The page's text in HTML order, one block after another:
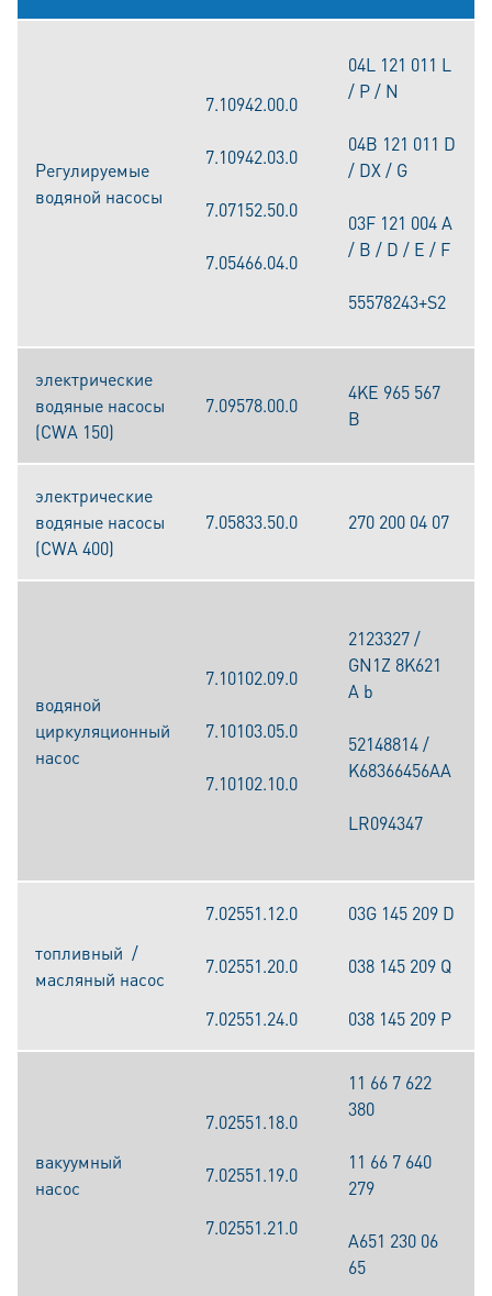
Pегулируемые
водяной насосы
7.10942.00.0
7.10942.03.0
7.07152.50.0
7.05466.04.0
04L 121 011 L
/ P / N
04B 121 011 D
/ DX / G
03F 121 004 A
/ B / D / E / F
55578243+S2
электрические
водяные насосы
(CWA 150)
7.09578.00.0
4KE 965 567
B
электрические
водяные насосы
(CWA 400)
7.05833.50.0 270 200 04 07
водяной
циркуляционный
насос
7.10102.09.0
7.10103.05.0
7.10102.10.0
2123327 /
GN1Z 8K621
A b
52148814 /
K68366456AA
LR094347
топливный /
масляный насос
7.02551.12.0
7.02551.20.0
7.02551.24.0
03G 145 209 D
038 145 209 Q
038 145 209 P
вакуумный
насос
7.02551.18.0
7.02551.19.0
7.02551.21.0
11 66 7 622
380
11 66 7 640
279
A651 230 06
65